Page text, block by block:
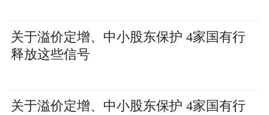
关于溢价定增、中小股东保护 4家国有行
释放这些信号
关于溢价定增、中小股东保护 4家国有行